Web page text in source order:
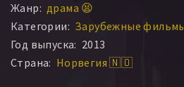
Kjersti Østin Ommundsen
Terje Torkildsen
Жанр: драма 😫
Категории: Зарубежные
Год выпуска: 2013
Страна: Норвегия 🇳🇴